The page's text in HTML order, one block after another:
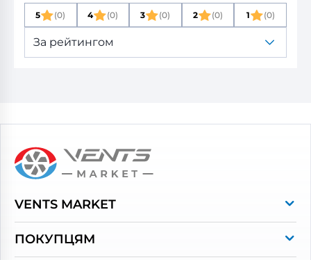
5 (0) 4 (0) 3 (0) 2 (0) 1 (0)
За рейтингом
VENTS MARKET
ПОКУПЦЯМ